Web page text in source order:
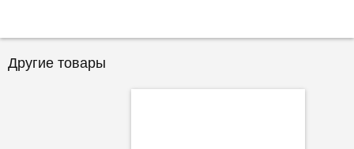
Другие товары